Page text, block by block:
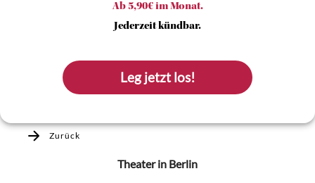
Ab 5,90€ im Monat.
Jederzeit kündbar.
Leg jetzt los!
Zurück
Theaterin Berlin